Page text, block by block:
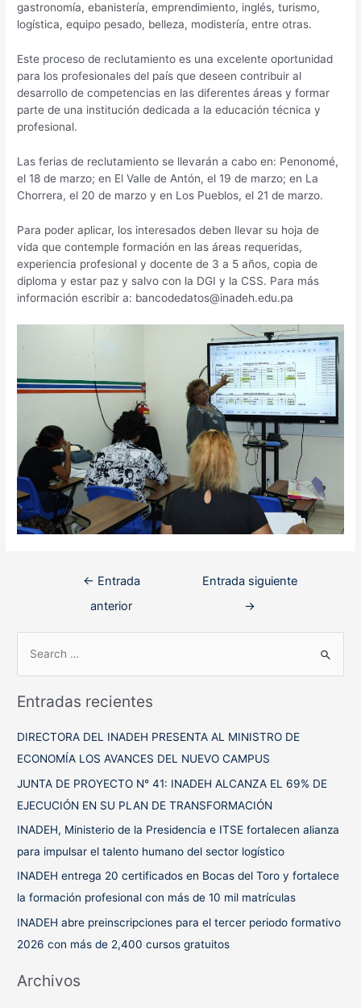
gastronomía, ebanistería, emprendimiento, inglés, turismo,
logística, equipo pesado, belleza, modistería, entre otras.
Este proceso de reclutamiento es una excelente oportunidad
para los profesionales del país que deseen contribuir al
desarrollo de competencias en las diferentes áreas y formar
parte de una institución dedicada a la educación técnica y
profesional.
Las ferias de reclutamiento se llevarán a cabo en: Penonomé,
el 18 de marzo; en El Valle de Antón, el 19 de marzo; en La
Chorrera, el 20 de marzo y en Los Pueblos, el 21 de marzo.
Para poder aplicar, los interesados deben llevar su hoja de
vida que contemple formación en las áreas requeridas,
experiencia profesional y docente de 3 a 5 años, copia de
diploma y estar paz y salvo con la DGI y la CSS. Para más
información escribir a: bancodedatos@inadeh.edu.pa
Navegación
← Entrada
anterior
Entrada siguiente
→
c
:
Entradas recientes
DIRECTORA DEL INADEH PRESENTA AL MINISTRO DE
ECONOMÍA LOS AVANCES DEL NUEVO CAMPUS
JUNTA DE PROYECTO N° 41: INADEH ALCANZA EL 69% DE
EJECUCIÓN EN SU PLAN DE TRANSFORMACIÓN
INADEH, Ministerio de la Presidencia e ITSE fortalecen alianza
para impulsar el talento humano del sector logístico
INADEH entrega 20 certificados en Bocas del Toro y fortalece
la formación profesional con más de 10 mil matrículas
INADEH abre preinscripciones para el tercer periodo formativo
2026 con más de 2,400 cursos gratuitos
Archivos